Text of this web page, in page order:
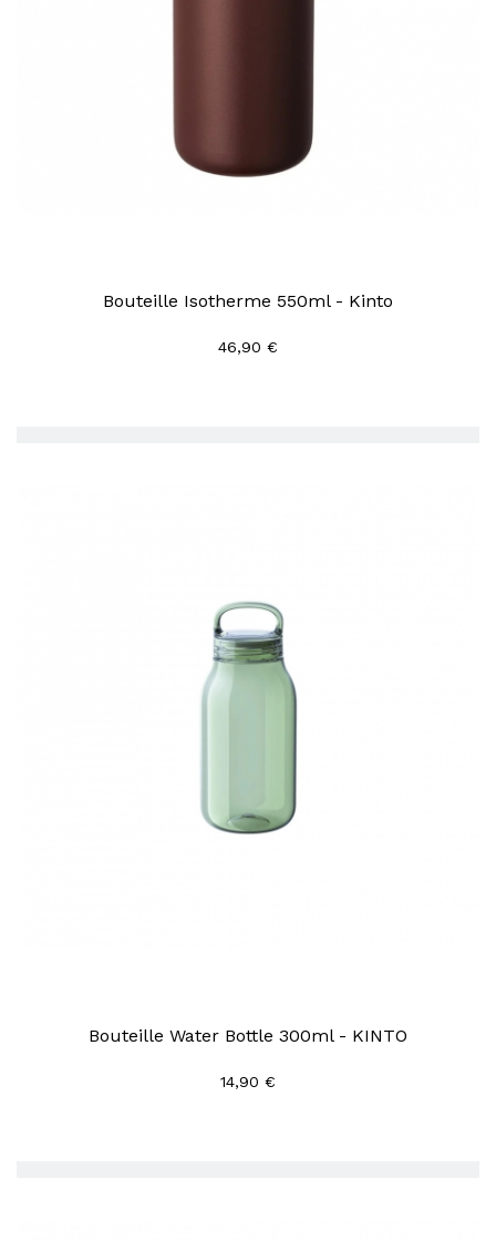
Bouteille Isotherme 550ml - Kinto
46,90 €
Bouteille Water Bottle 300ml - KINTO
14,90 €